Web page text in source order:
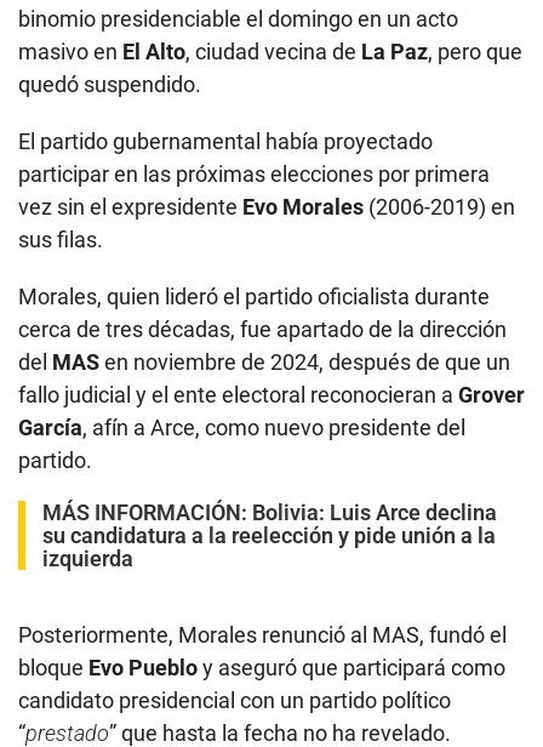
binomio presidenciable el domingo en un acto
masivo en El Alto, ciudad vecina de La Paz, pero que
quedó suspendido.
El partido gubernamental había proyectado
participar en las próximas elecciones por primera
vez sin el expresidente Evo Morales (2006-2019) en
sus filas.
Morales, quien lideró el partido oficialista durante
cerca de tres décadas, fue apartado de la dirección
del MASen noviembre de 2024, después de que un
fallo judicial y el ente electoral reconocieran a Grover
García, afín a Arce, como nuevo presidente del
partido.
MÁS INFORMACIÓN: Bolivia: Luis Arce declina
su candidatura a la reelección y pide unión a la
izquierda
Posteriormente, Morales renunció al MAS, fundó el
bloque Evo Puebloy aseguró que participará como
candidato presidencial con un partido político
“prestado” que hasta la fecha no ha revelado.